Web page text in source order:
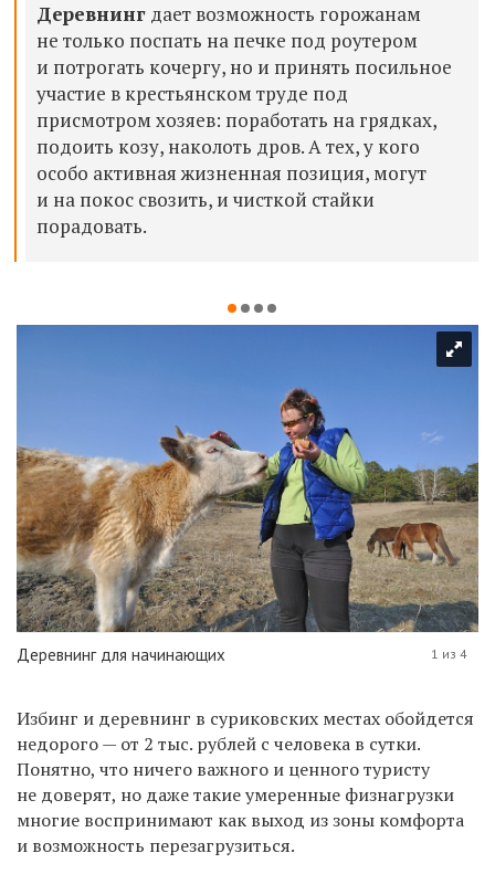
Деревнинг дает возможность горожанам
не только поспать на печке под роутером
и потрогать кочергу, но и принять посильное
участие в крестьянском труде под
присмотром хозяев: поработать на грядках,
подоить козу, наколоть дров. А тех, у кого
особо активная жизненная позиция, могут
и на покос свозить, и чисткой стайки
порадовать.
Деревнинг для начинающих 1 из 4
Избинг и деревнинг в суриковских местах обойдется
недорого — от 2 тыс. рублей с человека в сутки.
Понятно, что ничего важного и ценного туристу
не доверят, но даже такие умеренные физнагрузки
многие воспринимают как выход из зоны комфорта
и возможность перезагрузиться.